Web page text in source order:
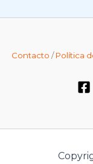
Contacto /Política